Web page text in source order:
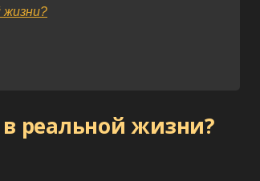
реальной жизни?